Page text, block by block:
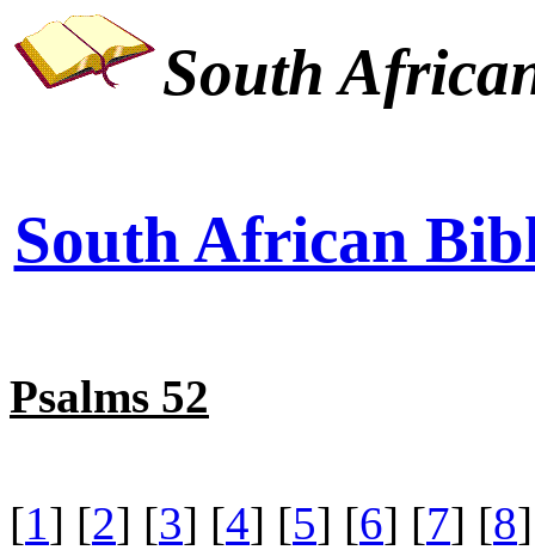
South
South African
Psalms 52
[1] [2] [3] [4] [5] [6] [7] [8